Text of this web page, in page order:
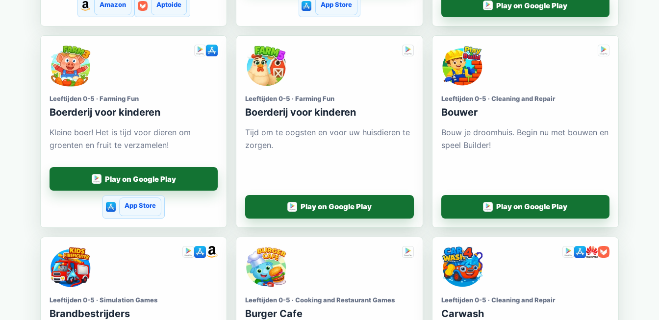
Amazon Aptoide App Store Play on Google Play
Leeftijden 0-5 · Farming Fun
Boerderij voor kinderen
Kleine boer! Het is tijd voor dieren om
groenten en fruit te verzamelen!
Play on Google Play
App Store
Leeftijden 0-5 · Farming Fun
Boerderij voor kinderen
Tijd om te oogsten en voor uw huisdieren te
zorgen.
Play on Google Play
Leeftijden 0-5 · Cleaning and Repair
Bouwer
Bouw je droomhuis. Begin nu met bouwen en
speel Builder!
Play on Google Play
Leeftijden 0-5 · Simulation Games
Brandbestrijders
Leeftijden 0-5 · Cooking and Restaurant Games
Burger Cafe
Leeftijden 0-5 · Cleaning and Repair
Carwash